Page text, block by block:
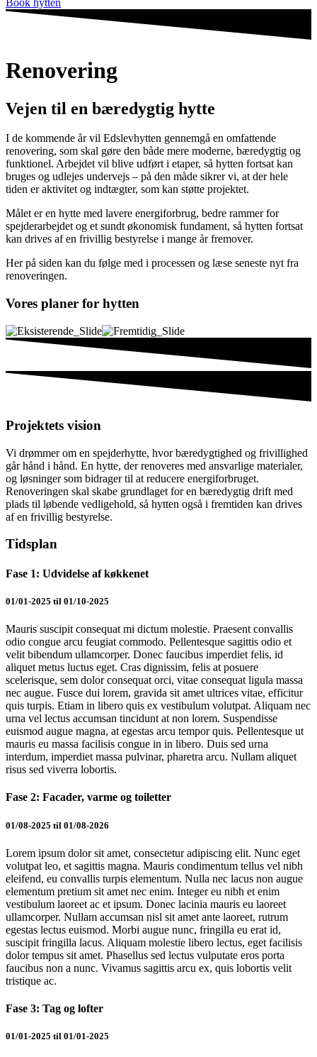
Renovering
Vejen til en bæredygtig hytte
I de kommende år vil Edslevhytten gennemgå en omfattende
renovering, som skal gøre den både mere moderne, bæredygtig og
funktionel. Arbejdet vil blive udført i etaper, så hytten fortsat kan
bruges og udlejes undervejs – på den måde sikrer vi, at der hele
tiden er aktivitet og indtægter, som kan støtte projektet.
Målet er en hytte med lavere energiforbrug, bedre rammer for
spejderarbejdet og et sundt økonomisk fundament, så hytten fortsat
kan drives af en frivillig bestyrelse i mange år fremover.
Her på siden kan du følge med i processen og læse seneste nyt fra
renoveringen.
Vores planer for hytten
Projektets vision
Vi drømmer om en spejderhytte, hvor bæredygtighed og frivillighed
går hånd i hånd. En hytte, der renoveres med ansvarlige materialer,
og løsninger som bidrager til at reducere energiforbruget.
Renoveringen skal skabe grundlaget for en bæredygtig drift med
plads til løbende vedligehold, så hytten også i fremtiden kan drives
af en frivillig bestyrelse.
Tidsplan
Fase 1: Udvidelse af køkkenet
01/01-2025 til 01/10-2025
Mauris suscipit consequat mi dictum molestie. Praesent convallis
odio congue arcu feugiat commodo. Pellentesque sagittis odio et
velit bibendum ullamcorper. Donec faucibus imperdiet felis, id
aliquet metus luctus eget. Cras dignissim, felis at posuere
scelerisque, sem dolor consequat orci, vitae consequat ligula massa
nec augue. Fusce dui lorem, gravida sit amet ultrices vitae, efficitur
quis turpis. Etiam in libero quis ex vestibulum volutpat. Aliquam nec
urna vel lectus accumsan tincidunt at non lorem. Suspendisse
euismod augue magna, at egestas arcu tempor quis. Pellentesque ut
mauris eu massa facilisis congue in in libero. Duis sed urna
interdum, imperdiet massa pulvinar, pharetra arcu. Nullam aliquet
risus sed viverra lobortis.
Fase 2: Facader, varme og toiletter
01/08-2025 til 01/08-2026
Lorem ipsum dolor sit amet, consectetur adipiscing elit. Nunc eget
volutpat leo, et sagittis magna. Mauris condimentum tellus vel nibh
eleifend, eu convallis turpis elementum. Nulla nec lacus non augue
elementum pretium sit amet nec enim. Integer eu nibh et enim
vestibulum laoreet ac et ipsum. Donec lacinia mauris eu laoreet
ullamcorper. Nullam accumsan nisl sit amet ante laoreet, rutrum
egestas lectus euismod. Morbi augue nunc, fringilla eu erat id,
suscipit fringilla lacus. Aliquam molestie libero lectus, eget facilisis
dolor tempus sit amet. Phasellus sed lectus vulputate eros porta
faucibus non a nunc. Vivamus sagittis arcu ex, quis lobortis velit
tristique ac.
Fase 3: Tag og lofter
01/01-2025 til 01/01-2025